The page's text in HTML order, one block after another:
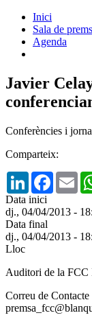
Inici
Sala de
Agenda
Javier
Conferències i
Comparteix:
LinkedIn
Data inici
dj., 04/04/2013 -
Data final
dj., 04/04/2013 -
Lloc
Auditori de la FCC
Correu de Contacte